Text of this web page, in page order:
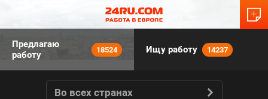
Предлагаю
работу
18524 Ищу работу 14237
Во всех странах